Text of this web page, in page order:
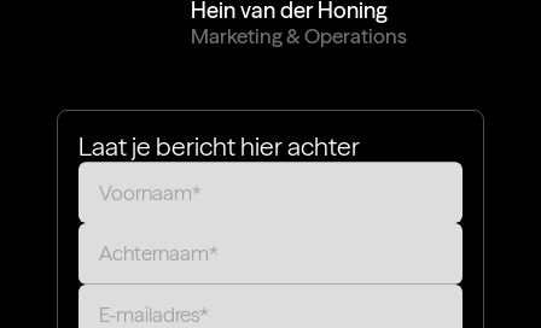
Hein van der Honing
Marketing & Operations
Laat je bericht hier achter